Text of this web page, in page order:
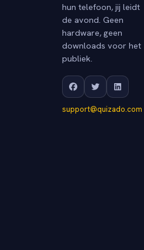
hun telefoon, jij leidt
de avond. Geen
hardware, geen
downloads voor het
publiek.
support@quizado.com